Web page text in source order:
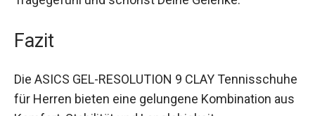
Tragegefühl und schonst Deine Gelenke.
Fazit
Die ASICS GEL-RESOLUTION 9 CLAY
Tennisschuhe für Herren bieten eine gelungene